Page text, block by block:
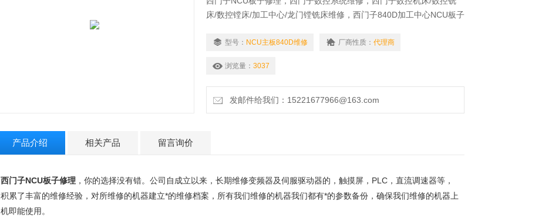
床/数控镗床/加工中心/龙门镗铣床维修，西门子840D加工中心NCU板子
控相当专业（本公司西门子发那科的测试平台齐全）请您有这方面需要
型号： NCU主板840D维修 厂商性质： 代理商
浏览量： 3037
发邮件给我们：15221677966@163.com
产品介绍 相关产品 留言询价
西门子NCU板子修理 ，你的选择没有错。公司自成立以来，长期维修变频器及伺服驱动器的，触摸屏，PLC，直流调速器等，
积累了丰富的维修经验，对所维修的机器建立*的维修档案，所有我们维修的机器我们都有*的参数备份，确保我们维修的机器上
机即能使用。